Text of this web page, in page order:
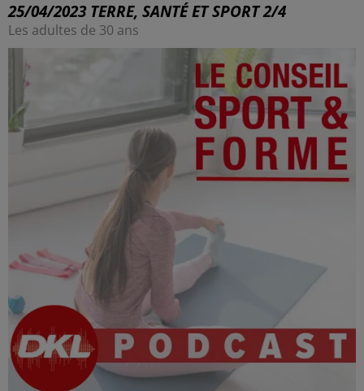
25/04/2023 TERRE, SANTÉ ET SPORT 2/4
Les adultes de 30 ans